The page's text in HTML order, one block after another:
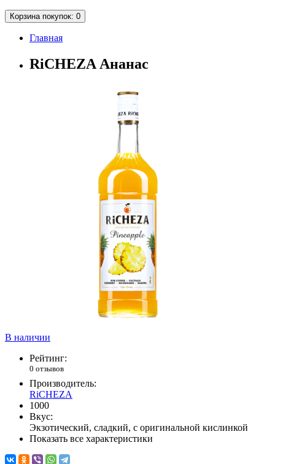
Корзина покупок: 0
Главная
RiCHEZA Ананас
В наличии
Рейтинг:
0 отзывов
Производитель:
RiCHEZA
1000
Вкус:
Экзотический, сладкий, с оригинальной кислинкой
Показать все характеристики